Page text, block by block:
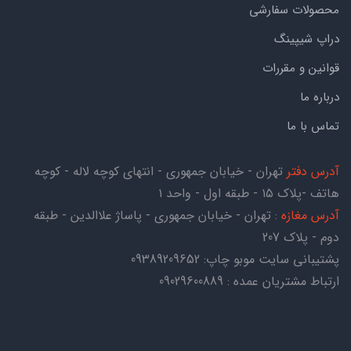
محصولات سفارشی
دراپ شیپینگ
قوانین و مقررات
درباره ما
تماس با ما
آدرس دفتر تهران - خیابان جمهوری - انتهای کوچه لاله - کوچه
هاتف -پلاک ۱۵ - طبقه اول - واحد ۱
آدرس مغازه : تهران - خیابان جمهوری - پاساژ علاالدین - طبقه
دوم - پلاک 207
پشتیبانی سایت موبو چاپ: 09389209652
ارتباط مشتریان عمده : 09029600889